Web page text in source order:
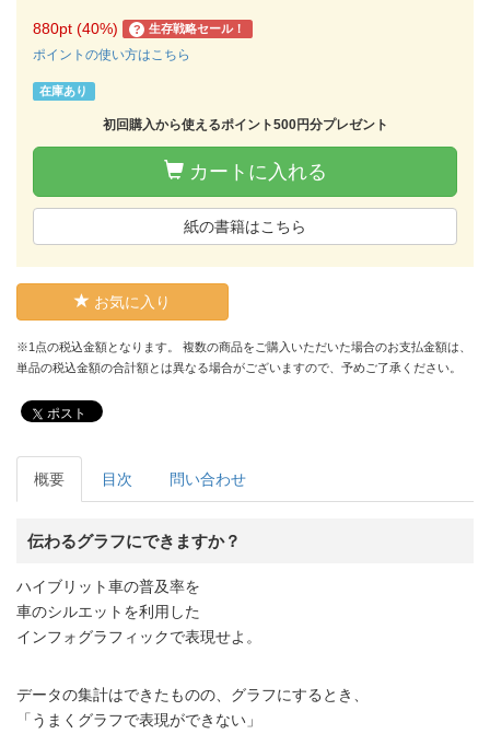
880pt (40%) ? 生存戦略セール！
ポイントの使い方はこちら
在庫あり
初回購入から使えるポイント500円分プレゼント
カートに入れる
紙の書籍はこちら
お気に入り
※1点の税込金額となります。 複数の商品をご購入いただいた場合のお支払金額は、
単品の税込金額の合計額とは異なる場合がございますので、予めご了承ください。
ポスト
概要 目次 問い合わせ
伝わるグラフにできますか？
ハイブリット車の普及率を
車のシルエットを利用した
インフォグラフィックで表現せよ。
データの集計はできたものの、グラフにするとき、
「うまくグラフで表現ができない」